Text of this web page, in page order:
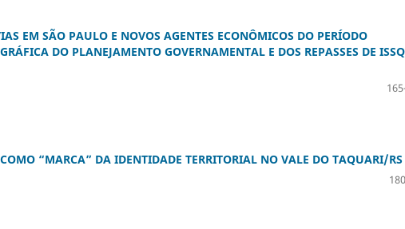
EM SÃO PAULO E NOVOS AGENTES ECONÔMICOS DO PERÍODO
DO PLANEJAMENTO GOVERNAMENTAL E DOS REPASSES DE
“MARCA” DA IDENTIDADE TERRITORIAL NO VALE DO TAQUARI/RS